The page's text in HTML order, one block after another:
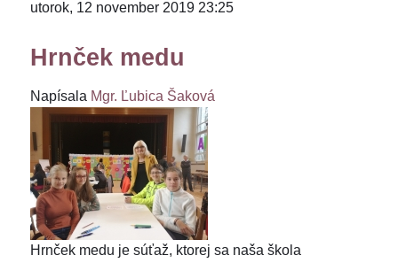
utorok, 12 november 2019 23:25
Hrnček medu
Napísala Mgr. Ľubica Šaková
Hrnček medu je súťaž, ktorej sa naša škola